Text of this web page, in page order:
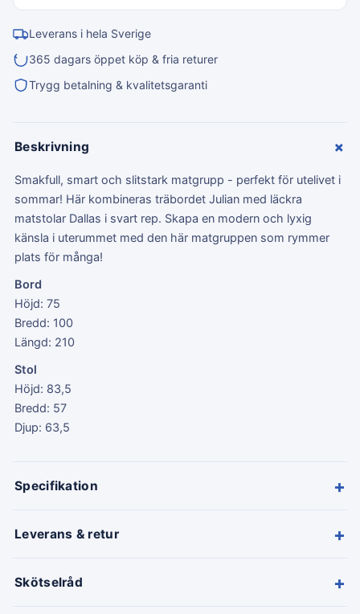
Leverans i hela Sverige
365 dagars öppet köp & fria returer
Trygg betalning & kvalitetsgaranti
Beskrivning +
Smakfull, smart och slitstark matgrupp - perfekt för utelivet i
sommar! Här kombineras träbordet Julian med läckra
matstolar Dallas i svart rep. Skapa en modern och lyxig
känsla i uterummet med den här matgruppen som rymmer
plats för många!
Bord
Höjd: 75
Bredd: 100
Längd: 210
Stol
Höjd: 83,5
Bredd: 57
Djup: 63,5
Specifikation +
Leverans & retur +
Skötselråd +